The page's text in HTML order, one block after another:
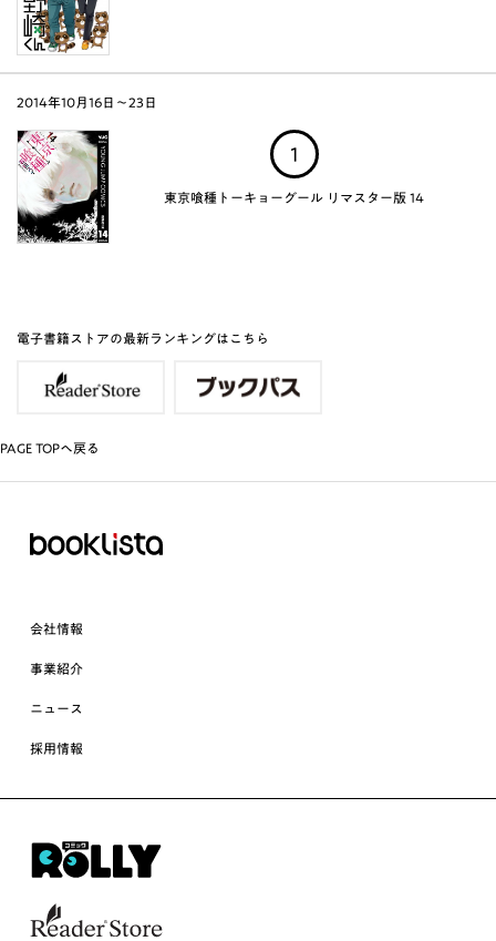
2014年10月16日～23日
1
東京喰種トーキョーグール リマスター版 14
電子書籍ストアの最新ランキングはこちら
PAGE TOPへ戻る
会社情報
事業紹介
ニュース
採用情報